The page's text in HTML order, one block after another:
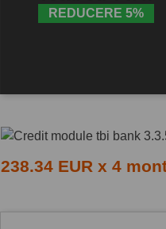
REDUCERE 5%
238.34 EUR x 4